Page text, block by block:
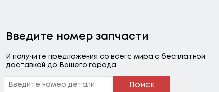
Введите номер запчасти
И получите предложения со всего мира с бесплатной
доставкой до Вашего города
Поиск